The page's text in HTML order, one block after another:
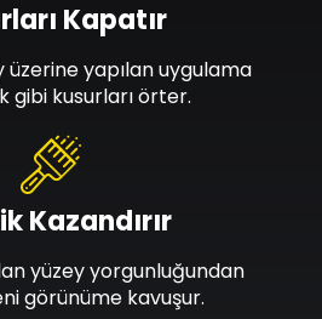
Kazandırır
yüzey yorgunluğundan
görünüme kavuşur.
Kapatır
üzerine yapılan uygulama
gibi kusurları örter.